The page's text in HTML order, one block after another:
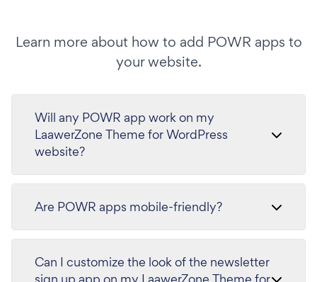
Learn more about how to add POWR apps to
your website.
Will any POWR app work on my
LaawerZone Theme for WordPress
website?
Are POWR apps mobile-friendly?
Can I customize the look of the newsletter